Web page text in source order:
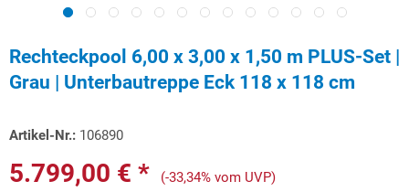
Rechteckpool 6,00 x 3,00 x 1,50 m PLUS-Set |
Grau | Unterbautreppe Eck 118 x 118 cm
Artikel-Nr.: 106890
5.799,00 € *
(-33,34% vom UVP)